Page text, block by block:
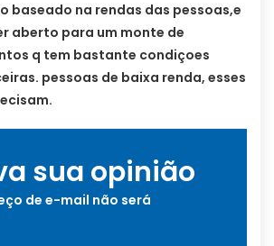
baseado na rendas das pessoas,e
aberto para um monte de
q tem bastante condiçoes
pessoas de baixa renda, esses
sua opinião
de e-mail não será